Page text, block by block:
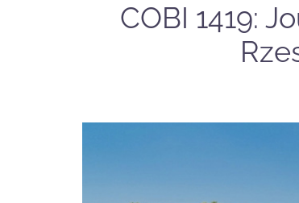
COBI 1419: